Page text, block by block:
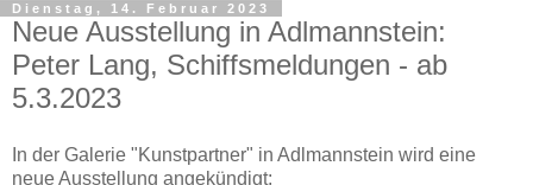
Dienstag, 14. Februar 2023
Neue Ausstellung in Adlmannstein:
Peter Lang, Schiffsmeldungen - ab
5.3.2023
In der Galerie "Kunstpartner" in Adlmannstein wird eine
neue Ausstellung angekündigt: